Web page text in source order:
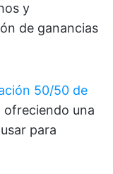
y
de ganancias
50/50 de
ofreciendo una
para